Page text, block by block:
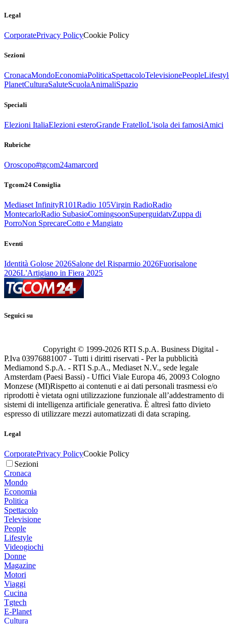
Legal
CorporatePrivacy PolicyCookie Policy
Sezioni
CronacaMondoEconomiaPoliticaSpettacoloTelevisionePeople
PlanetCulturaSaluteScuolaAnimaliSpazio
Speciali
Elezioni ItaliaElezioni esteroGrande FratelloL'isola dei famosiAmici
Rubriche
Oroscopo#tgcom24amarcord
Tgcom24 Consiglia
Mediaset InfinityR101Radio 105Virgin RadioRadio
MontecarloRadio SubasioComingsoonSuperguidatvZuppa di
PorroNon SprecareCotto e Mangiato
Eventi
Identità Golose 2026Salone del Risparmio 2026Fuorisalone
2026L'Artigiano in Fiera 2025
Seguici su
Copyright © 1999-2026 RTI S.p.A. Business Digital -
P.Iva 03976881007 - Tutti i diritti riservati - Per la pubblicità
Mediamond S.p.A. - RTI S.p.A., Mediaset N.V., sede legale
Amsterdam (Paesi Bassi) - Uffici Viale Europa 46, 20093 Cologno
Monzese (MI)Rispetto ai contenuti e ai dati personali trasmessi e/o
riprodotti è vietata ogni utilizzazione funzionale all’addestramento di
sistemi di intelligenza artificiale generativa. È altresì fatto divieto
espresso di utilizzare mezzi automatizzati di data scraping.
Legal
CorporatePrivacy PolicyCookie Policy
Sezioni
Cronaca
Mondo
Economia
Politica
Spettacolo
Televisione
People
Lifestyle
Videogiochi
Donne
Magazine
Motori
Viaggi
Cucina
Tgtech
E-Planet
Cultura